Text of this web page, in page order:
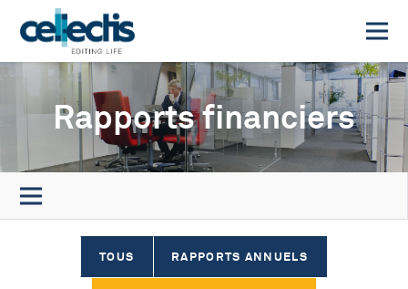
Rapports financiers
TOUS RAPPORTS ANNUELS